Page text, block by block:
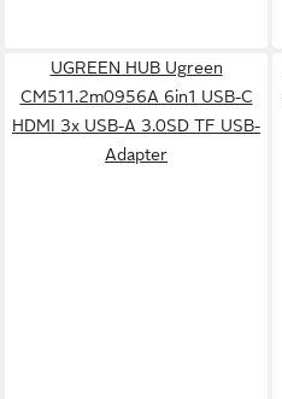
UGREEN HUB Ugreen
CM511.2m0956A 6in1 USB-C
HDMI 3x USB-A 3.0SD TF USB-
Adapter